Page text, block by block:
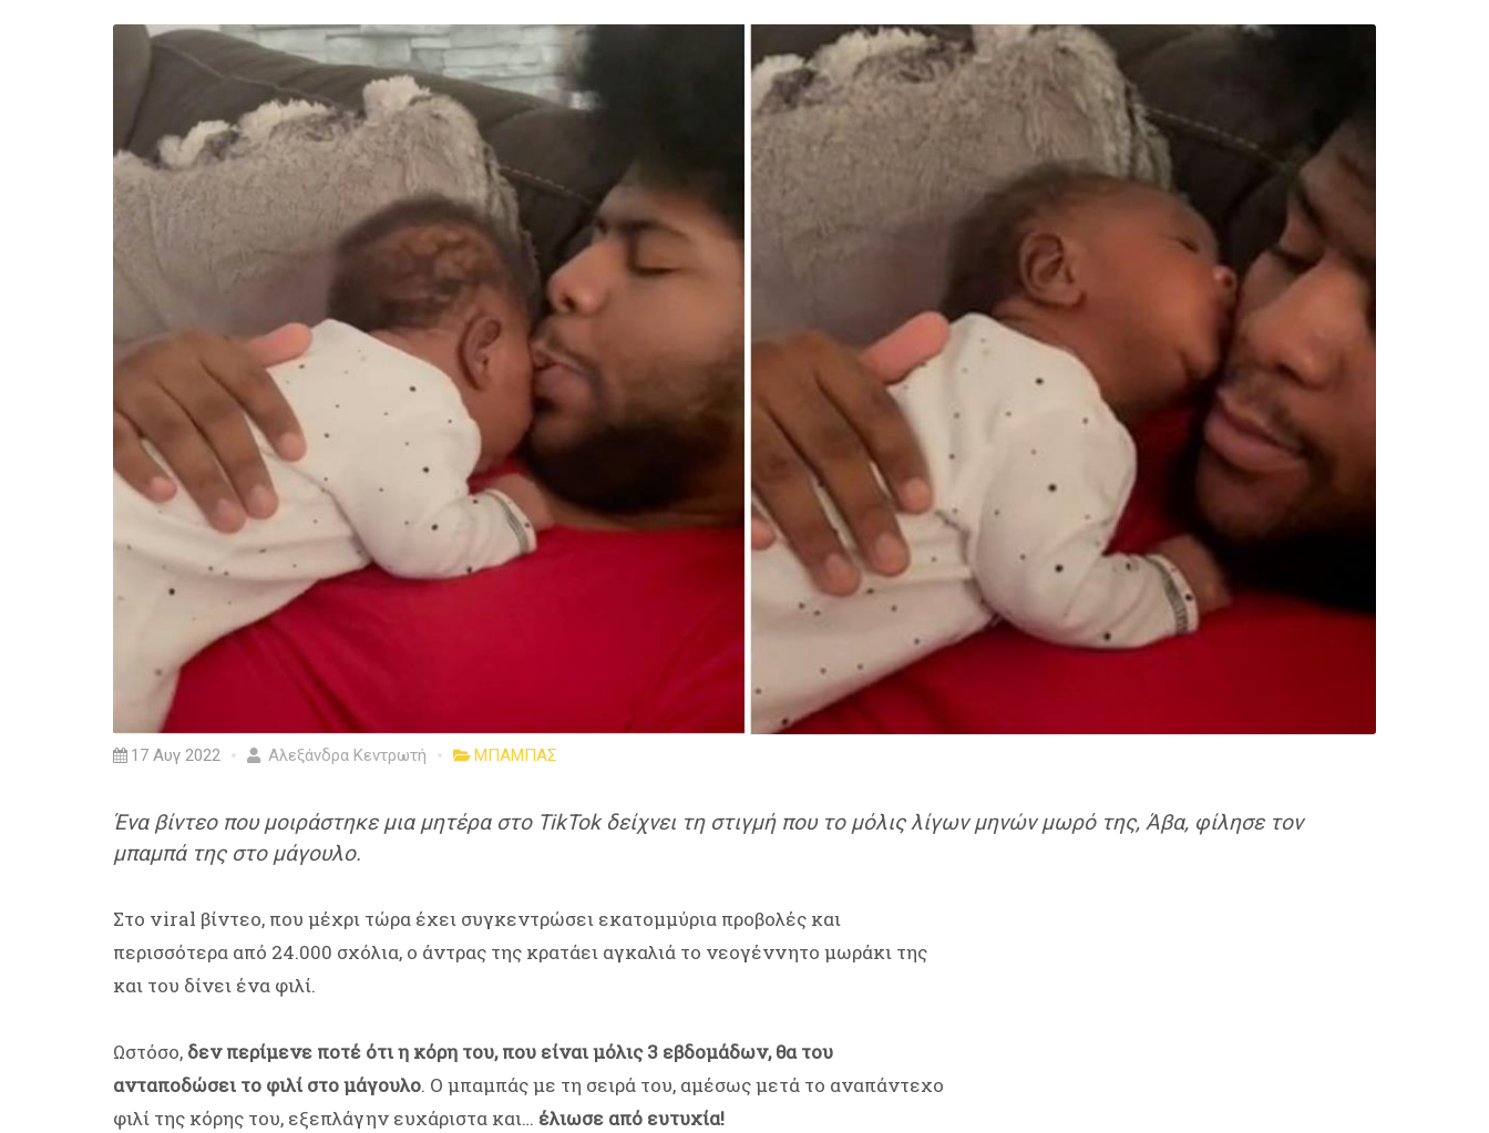
17 Αυγ 2022 Αλεξάνδρα Κεντρωτή ΜΠΑΜΠΑΣ
Ένα βίντεο που μοιράστηκε μια μητέρα στο TikTok δείχνει τη στιγμή που το μόλις λίγων μηνών μωρό της, Άβα, φίλησε τον
μπαμπά της στο μάγουλο.
Στο viral βίντεο, που μέχρι τώρα έχει συγκεντρώσει εκατομμύρια προβολές και
περισσότερα από 24.000 σχόλια, ο άντρας της κρατάει αγκαλιά το νεογέννητο μωράκι της
και του δίνει ένα φιλί.
Ωστόσο, δεν περίμενε ποτέ ότι η κόρη του, που είναι μόλις 3 εβδομάδων, θα του
ανταποδώσει το φιλί στο μάγουλο. Ο μπαμπάς με τη σειρά του, αμέσως μετά το αναπάντεχο
φιλί της κόρης του, εξεπλάγην ευχάριστα και… έλιωσε από ευτυχία!